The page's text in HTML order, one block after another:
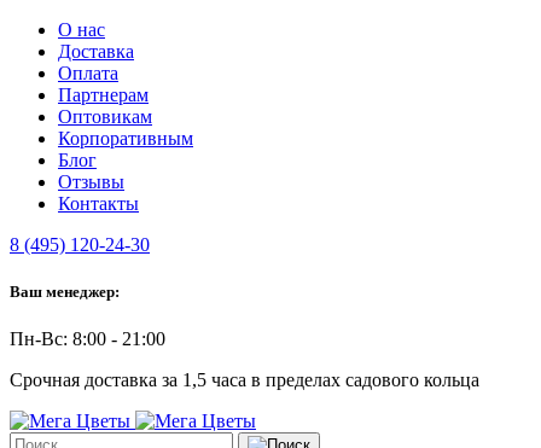
О нас
Доставка
Оплата
Партнерам
Оптовикам
Корпоративным
Блог
Отзывы
Контакты
8 (495) 120-24-30
Ваш менеджер:
Пн-Вс: 8:00 - 21:00
Срочная доставка за 1,5 часа в пределах садового кольца